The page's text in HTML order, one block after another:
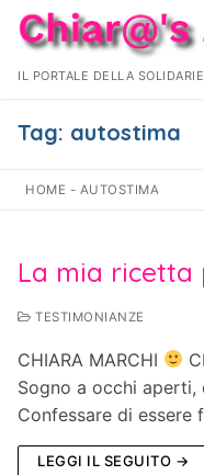
Vai
contenuto
IL PORTALE DELLA
Tag: autostima
HOME - AUTOSTIMA
La mia ricetta
TESTIMONIANZE
CHIARA MARCHI
Sogno a occhi aperti,
Confessare di
LEGGI IL SEGUITO →